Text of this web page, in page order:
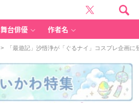
舞台俳優 作者名
> 「最遊記」沙悟浄が「ぐるナイ」コスプレ企画に